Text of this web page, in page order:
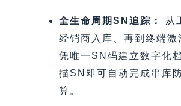
全生命周期SN追踪：
从
经销商入库、再到终端激
凭唯一SN码建立数字化
描SN即可自动完成串库
算。